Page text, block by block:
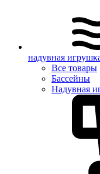
надувная
Все товары
Бассейны
Надувная